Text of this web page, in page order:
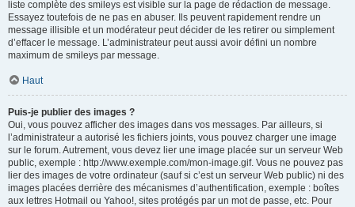
liste complète des smileys est visible sur la page de rédaction de message.
Essayez toutefois de ne pas en abuser. Ils peuvent rapidement rendre un
message illisible et un modérateur peut décider de les retirer ou simplement
d’effacer le message. L’administrateur peut aussi avoir défini un nombre
maximum de smileys par message.
Haut
Puis-je publier des images ?
Oui, vous pouvez afficher des images dans vos messages. Par ailleurs, si
l’administrateur a autorisé les fichiers joints, vous pouvez charger une image
sur le forum. Autrement, vous devez lier une image placée sur un serveur Web
public, exemple : http://www.exemple.com/mon-image.gif. Vous ne pouvez pas
lier des images de votre ordinateur (sauf si c’est un serveur Web public) ni des
images placées derrière des mécanismes d’authentification, exemple : boîtes
aux lettres Hotmail ou Yahoo!, sites protégés par un mot de passe, etc. Pour